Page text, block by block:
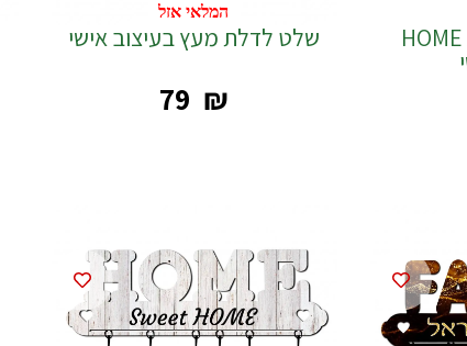
שלט לדלת בצורת HOME
המלאי אזל
שלט לדלת מעץ בעיצוב אישי
‎79 ₪